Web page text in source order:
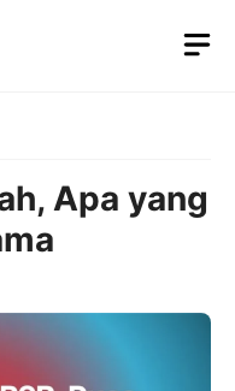
Apa yang